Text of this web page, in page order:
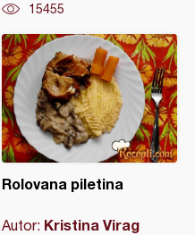
15455
Rolovana piletina
Autor: Kristina Virag